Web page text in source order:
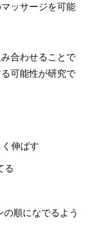
ッサージを可能
合わせることで
可能性が研究で
伸ばす
る
順になでるよう